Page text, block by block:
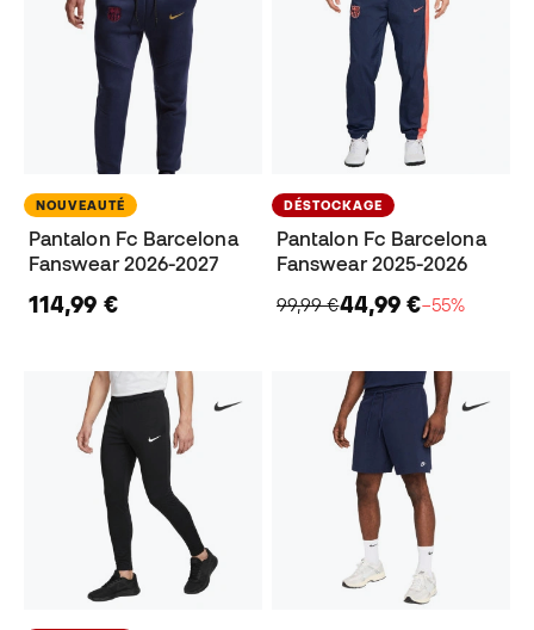
NOUVEAUTÉ
Pantalon Fc Barcelona
Fanswear 2026-2027
114,99 €
DÉSTOCKAGE
Pantalon Fc Barcelona
Fanswear 2025-2026
99,99 €44,99 €−55%